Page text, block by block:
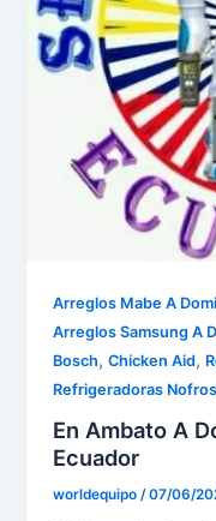
Arreglos Mabe A
Arreglos Samsung A
Bosch,Chicken Aid,
Refrigeradoras
En Ambato A
Ecuador
worldequipo/07/06/